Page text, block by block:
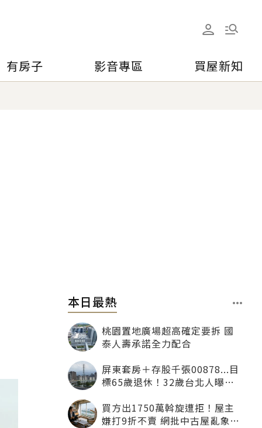
有房子 影音專區 買屋新知
本日最熱
桃園置地廣場超高確定要拆 國
泰人壽承諾全力配合
屏東套房＋存股千張00878...目
標65歲退休！32歲台北人曝：
買方出1750萬斡旋遭拒！屋主
嫌打9折不賣 網批中古屋亂象：